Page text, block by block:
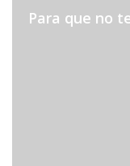
Para que no